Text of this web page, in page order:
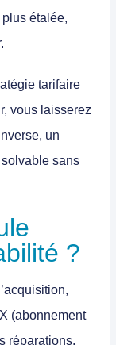
étalée,
tarifaire
vous laisserez
un
sans
?
(abonnement
réparations,